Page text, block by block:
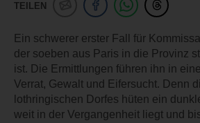
TEILEN
Ein schwerer erster Fall für
der soeben aus Paris in die Provinz
ist. Die Ermittlungen führen ihn in
Verrat, Gewalt und Eifersucht. Denn
lothringischen Dorfes hüten ein
weit in der Vergangenheit liegt und